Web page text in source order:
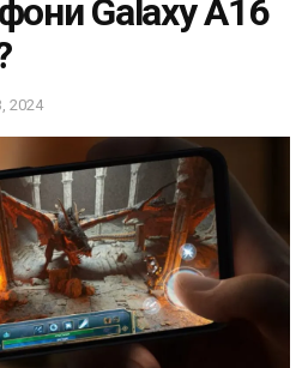
Galaxy A16
2024